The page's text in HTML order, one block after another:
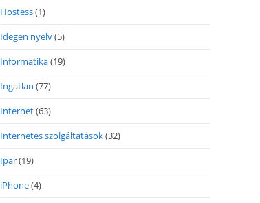
Hostess(1)
Idegen nyelv(5)
Informatika(19)
Ingatlan (77)
Internet(63)
Internetes szolgáltatások(32)
Ipar(19)
iPhone(4)